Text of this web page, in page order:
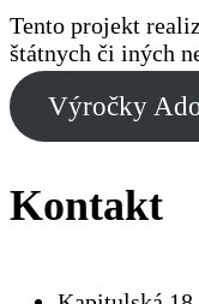
Tento projekt
štátnych či iných
Výročky
Kontakt